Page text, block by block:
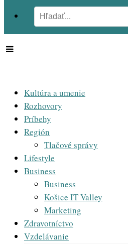
Kultúra a umenie
Rozhovory
Príbehy
Región
Tlačové správy
Lifestyle
Business
Business
Košice IT Valley
Marketing
Zdravotníctvo
Vzdelávanie